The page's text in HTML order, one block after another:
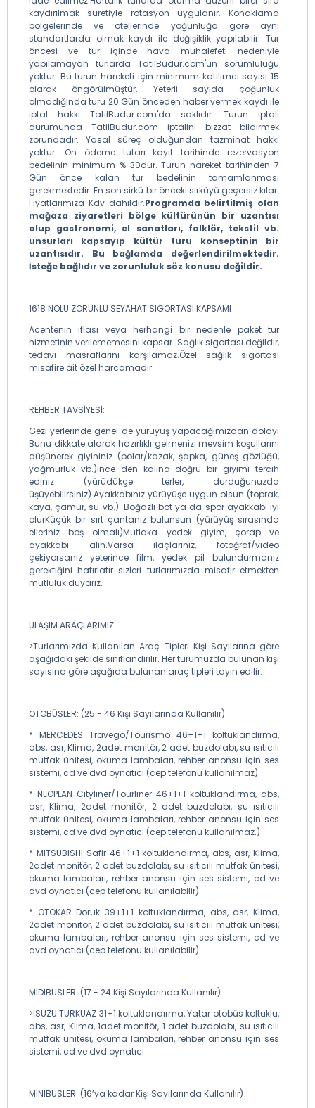
kaydırılmak suretiyle rotasyon uygulanır. Konaklama
bölgelerinde ve otellerinde yoğunluğa göre aynı
standartlarda olmak kaydı ile değişiklik yapılabilir. Tur
öncesi ve tur içinde hava muhalefeti nedeniyle
yapılamayan turlarda TatilBudur.com'un sorumluluğu
yoktur. Bu turun hareketi için minimum katılımcı sayısı 15
olarak öngörülmüştür. Yeterli sayıda çoğunluk
olmadığında turu 20 Gün önceden haber vermek kaydı ile
iptal hakkı TatilBudur.com'da saklıdır. Turun iptali
durumunda TatilBudur.com iptalini bizzat bildirmek
zorundadır. Yasal süreç olduğundan tazminat hakkı
yoktur. Ön ödeme tutarı kayıt tarihinde rezervasyon
bedelinin minimum % 30dur. Turun hareket tarihinden 7
Gün önce kalan tur bedelinin tamamlanması
gerekmektedir. En son sirkü bir önceki sirküyü geçersiz kılar.
Fiyatlarımıza Kdv dahildir.Programda belirtilmiş olan
mağaza ziyaretleri bölge kültürünün bir uzantısı
olup gastronomi, el sanatları, folklör, tekstil vb.
unsurları kapsayıp kültür turu konseptinin bir
uzantısıdır. Bu bağlamda değerlendirilmektedir.
İsteğe bağlıdır ve zorunluluk söz konusu değildir.
1618 NOLU ZORUNLU SEYAHAT SIGORTASI KAPSAMI
Acentenin iflası veya herhangi bir nedenle paket tur
hizmetinin verilememesini kapsar. Sağlık sigortası değildir,
tedavi masraflarını karşılamaz.Özel sağlık sigortası
misafire ait özel harcamadır.
REHBER TAVSİYESİ:
Gezi yerlerinde genel de yürüyüş yapacağımızdan dolayı
Bunu dikkate alarak hazırlıklı gelmenizi mevsim koşullarını
düşünerek giyininiz (polar/kazak, şapka, güneş gözlüğü,
yağmurluk vb.)ince den kalına doğru bir giyimi tercih
ediniz (yürüdükçe terler, durduğunuzda
üşüyebilirsiniz).Ayakkabınız yürüyüşe uygun olsun (toprak,
kaya, çamur, su vb.). Boğazlı bot ya da spor ayakkabı iyi
olurKüçük bir sırt çantanız bulunsun (yürüyüş sırasında
elleriniz boş olmalı)Mutlaka yedek giyim, çorap ve
ayakkabı alın.Varsa ilaçlarınız, fotoğraf/video
çekiyorsanız yeterince film, yedek pil bulundurmanız
gerektiğini hatırlatır sizleri turlarımızda misafir etmekten
mutluluk duyarız.
ULAŞIM ARAÇLARIMIZ
>Turlarımızda Kullanılan Araç Tipleri Kişi Sayılarına göre
aşağıdaki şekilde sınıflandırılır. Her turumuzda bulunan kişi
sayısına göre aşağıda bulunan araç tipleri tayin edilir.
OTOBÜSLER: (25 - 46 Kişi Sayılarında Kullanılır)
* MERCEDES Travego/Tourismo 46+1+1 koltuklandırma,
abs, asr, Klima, 2adet monitör, 2 adet buzdolabı, su ısıtıcılı
mutfak ünitesi, okuma lambaları, rehber anonsu için ses
sistemi, cd ve dvd oynatıcı (cep telefonu kullanılmaz)
* NEOPLAN Cityliner/Tourliner 46+1+1 koltuklandırma, abs,
asr, Klima, 2adet monitör, 2 adet buzdolabı, su ısıtıcılı
mutfak ünitesi, okuma lambaları, rehber anonsu için ses
sistemi, cd ve dvd oynatıcı (cep telefonu kullanılmaz.)
* MITSUBISHI Safir 46+1+1 koltuklandırma, abs, asr, Klima,
2adet monitör, 2 adet buzdolabı, su ısıtıcılı mutfak ünitesi,
okuma lambaları, rehber anonsu için ses sistemi, cd ve
dvd oynatıcı (cep telefonu kullanılabilir)
* OTOKAR Doruk 39+1+1 koltuklandırma, abs, asr, Klima,
2adet monitör, 2 adet buzdolabı, su ısıtıcılı mutfak ünitesi,
okuma lambaları, rehber anonsu için ses sistemi, cd ve
dvd oynatıcı (cep telefonu kullanılabilir)
MIDIBUSLER: (17 - 24 Kişi Sayılarında Kullanılır)
>ISUZU TURKUAZ 31+1 koltuklandırma, Yatar otobüs koltuklu,
abs, asr, Klima, 1adet monitör, 1 adet buzdolabı, su ısıtıcılı
mutfak ünitesi, okuma lambaları, rehber anonsu için ses
sistemi, cd ve dvd oynatıcı
MINIBUSLER: (16’ya kadar Kişi Sayılarında Kullanılır)